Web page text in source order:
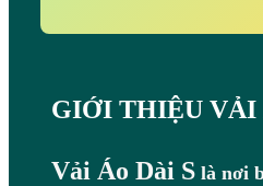
GIỚI THIỆU VẢI
Vải Áo Dài Slà nơi